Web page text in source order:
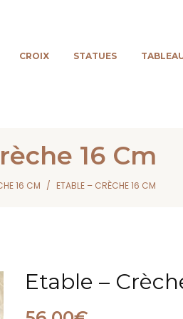
CROIX STATUES
16 Cm
16 CM ETABLE – CRÈCHE 16 CM
Etable –